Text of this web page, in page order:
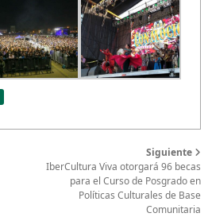
Siguiente
IberCultura Viva otorgará 96 becas
para el Curso de Posgrado en
Políticas Culturales de Base
Comunitaria